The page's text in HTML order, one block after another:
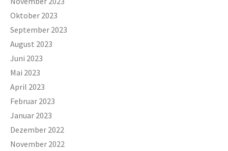
Oktober 2023
September 2023
August 2023
Juni 2023
Mai 2023
April 2023
Februar 2023
Januar 2023
Dezember 2022
November 2022